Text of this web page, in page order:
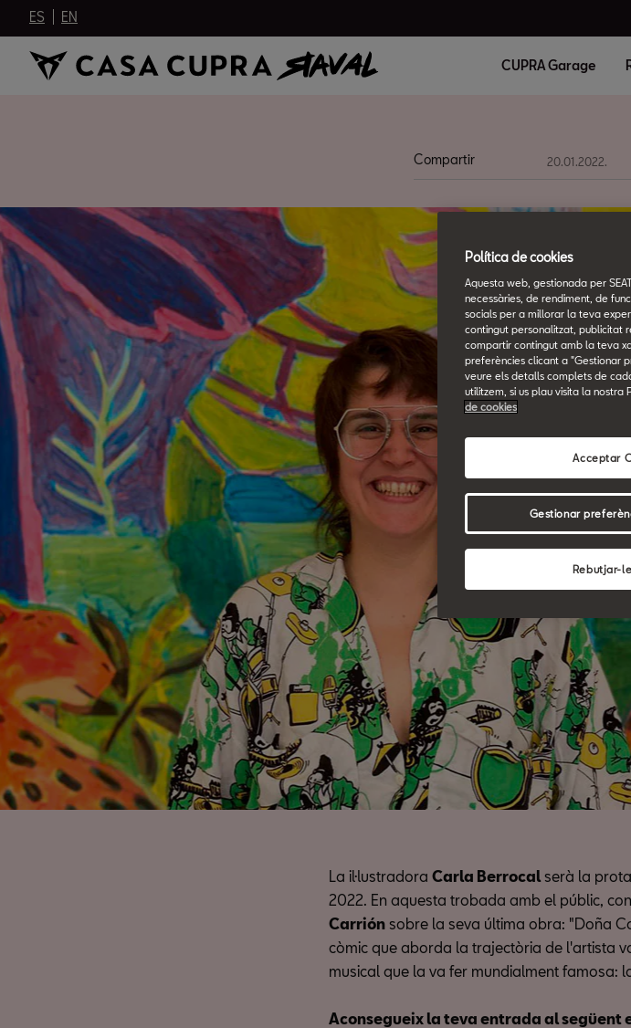
ES EN
CUPRA Garage
20.01.2022.
Compartir
La il·lustradora Carla Berrocal serà la
2022. En aquesta trobada amb el públic,
Carrión sobre la seva última obra: "Doña
còmic que aborda la trajectòria de l'artista
musical que la va fer mundialment famosa:
Aconsegueix la teva entrada al següent
Política de cookies
Aquesta web, gestionada per
necessàries, de rendiment, de
socials per a millorar la teva
contingut personalitzat, publicitat
compartir contingut amb la teva
preferències clicant a "Gestionar
veure els detalls complets de
utilitzem, si us plau visita la nostra
de cookies
Rebutjar-
Acceptar
Gestionar